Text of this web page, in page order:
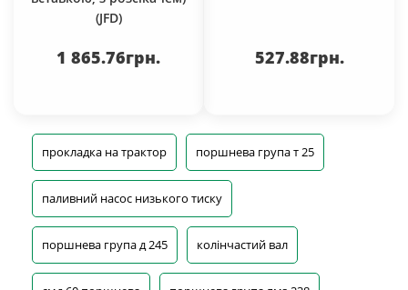
(JFD)
1 865.76грн. 527.88грн.
прокладка на трактор поршнева група т 25
паливний насос низького тиску
поршнева група д 245 колінчастий вал